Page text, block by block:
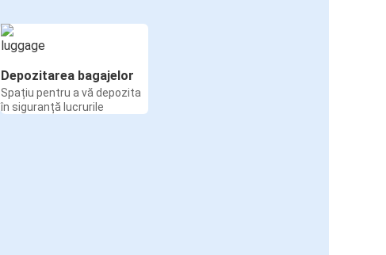
Depozitarea bagajelor
Spațiu pentru a vă depozita
în siguranță lucrurile